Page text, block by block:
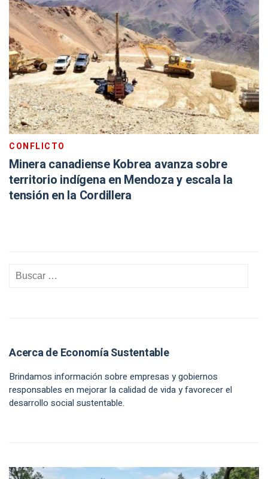
CONFLICTO
Minera canadiense Kobrea avanza sobre
territorio indígena en Mendoza y escala la
tensión en la Cordillera
Acerca de Economía Sustentable
Brindamos información sobre empresas y gobiernos
responsables en mejorar la calidad de vida y favorecer el
desarrollo social sustentable.